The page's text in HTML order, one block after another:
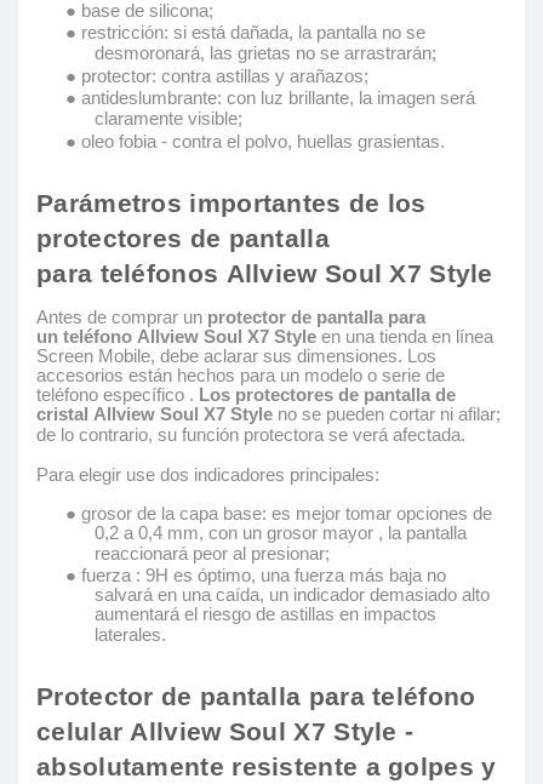
● base de silicona;
● restricción: si está dañada, la pantalla no se
desmoronará, las grietas no se arrastrarán;
● protector: contra astillas y arañazos;
● antideslumbrante: con luz brillante, la imagen será
claramente visible;
● oleo fobia - contra el polvo, huellas grasientas.
Parámetros importantes de los
protectores de pantalla
para teléfonos Allview Soul X7 Style
Antes de comprar un protector de pantalla para
un teléfono Allview Soul X7 Style en una tienda en línea
Screen Mobile, debe aclarar sus dimensiones. Los
accesorios están hechos para un modelo o serie de
teléfono específico . Los protectores de pantalla de
cristal Allview Soul X7 Style no se pueden cortar ni afilar;
de lo contrario, su función protectora se verá afectada.
Para elegir use dos indicadores principales:
● grosor de la capa base: es mejor tomar opciones de
0,2 a 0,4 mm, con un grosor mayor , la pantalla
reaccionará peor al presionar;
● fuerza : 9H es óptimo, una fuerza más baja no
salvará en una caída, un indicador demasiado alto
aumentará el riesgo de astillas en impactos
laterales.
Protector de pantalla para teléfono
celular Allview Soul X7 Style -
absolutamente resistente a golpes y